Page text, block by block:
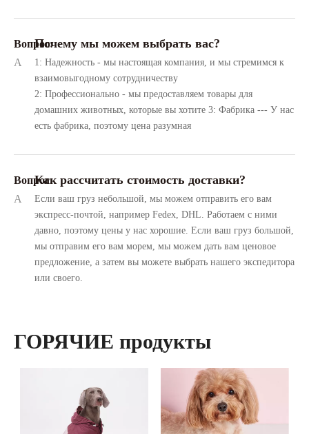
Вопрос:Почему мы можем выбрать вас?
A
1: Надежность - мы настоящая компания, и мы стремимся к
взаимовыгодному сотрудничеству
2: Профессионально - мы предоставляем товары для
домашних животных, которые вы хотите 3: Фабрика --- У нас
есть фабрика, поэтому цена разумная
Вопрос:Как рассчитать стоимость доставки?
A
Если ваш груз небольшой, мы можем отправить его вам
экспресс-почтой, например Fedex, DHL. Работаем с ними
давно, поэтому цены у нас хорошие. Если ваш груз большой,
мы отправим его вам морем, мы можем дать вам ценовое
предложение, а затем вы можете выбрать нашего экспедитора
или своего.
ГОРЯЧИЕ продукты